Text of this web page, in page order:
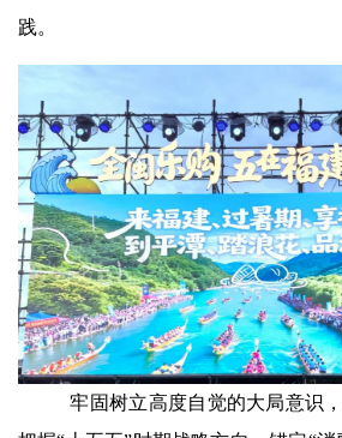
践。
牢固树立高度自觉的大局意识